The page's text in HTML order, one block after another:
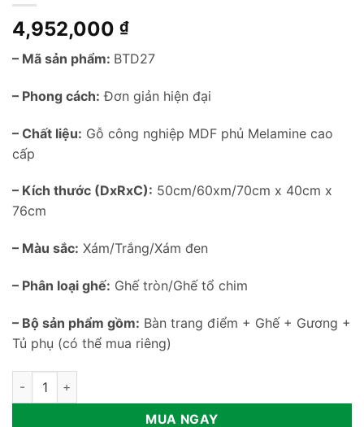
4,952,000 ₫
– Mã sản phẩm: BTD27
– Phong cách: Đơn giản hiện đại
– Chất liệu: Gỗ công nghiệp MDF phủ Melamine cao
cấp
– Kích thước (DxRxC): 50cm/60xm/70cm x 40cm x
76cm
– Màu sắc: Xám/Trắng/Xám đen
– Phân loại ghế: Ghế tròn/Ghế tổ chim
– Bộ sản phẩm gồm: Bàn trang điểm + Ghế + Gương +
Tủ phụ (có thể mua riêng)
Bàn ghế trang điểm cho căn hộ nhỏ BTD27 số lượng
MUA NGAY